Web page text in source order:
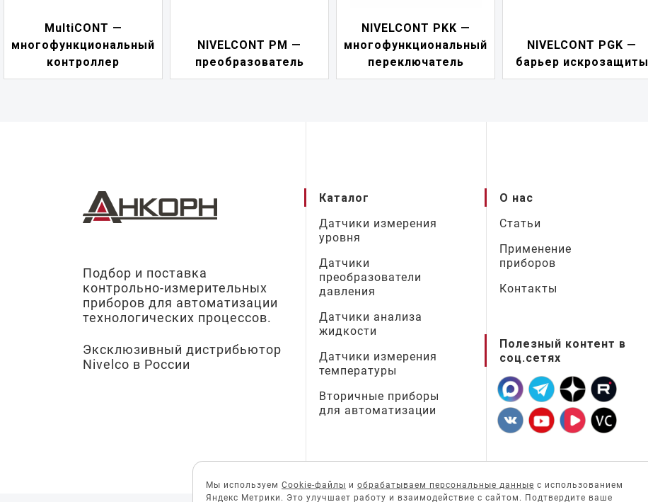
MultiCONT —
многофункциональный
контроллер
NIVELCONT PM —
преобразователь
NIVELCONT PKK —
многофункциональный
переключатель
NIVELCONT PGK —
барьер искрозащиты
Подбор и поставка
контрольно-измерительных
приборов для автоматизации
технологических процессов.
Эксклюзивный дистрибьютор
Nivelco в России
Каталог
Датчики измерения
уровня
Датчики
преобразователи
давления
Датчики анализа
жидкости
Датчики измерения
температуры
Вторичные приборы
для автоматизации
О нас
Статьи
Применение
приборов
Контакты
Полезный контент в
соц.сетях
Мы используем Cookie-файлы и обрабатываем персональные данные с использованием
Яндекс Метрики. Это улучшает работу и взаимодействие с сайтом. Подтвердите ваше